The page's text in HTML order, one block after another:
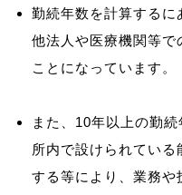
勤続年数を計算するに
他法人や医療機関等で
ことになっています。
また、10年以上の勤
所内で設けられてい
する等により、業務や